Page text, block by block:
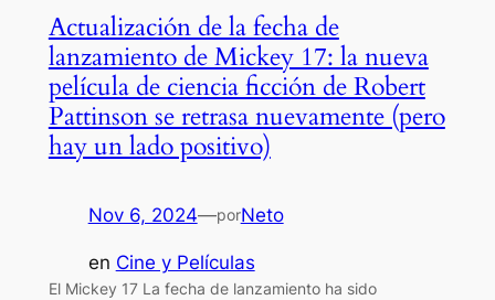
Actualización de la fecha de
lanzamiento de Mickey 17: la nueva
película de ciencia ficción de Robert
Pattinson se retrasa nuevamente (pero
hay un lado positivo)
Nov 6, 2024—porNeto
en Cine y Películas
El Mickey 17 La fecha de lanzamiento ha sido